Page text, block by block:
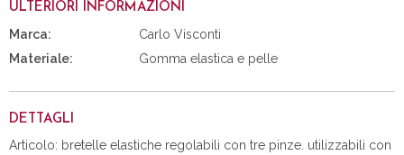
ULTERIORI INFORMAZIONI
Marca:
Carlo Visconti
Materiale:
Gomma elastica e pelle
DETTAGLI
Articolo: bretelle elastiche regolabili con tre pinze. utilizzabili con